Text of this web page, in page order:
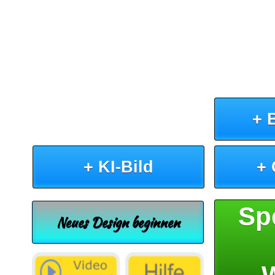
+
+ KI-Bild +
Neues Design beginnen